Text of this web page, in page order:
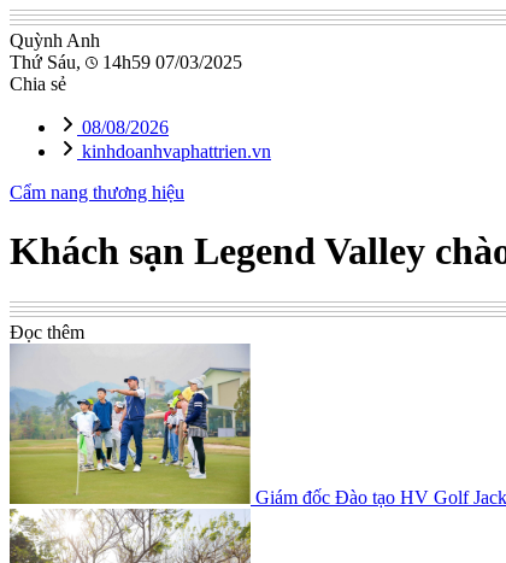
Quỳnh Anh
Thứ Sáu,
14h59 07/03/2025
Chia sẻ
08/08/2026
kinhdoanhvaphattrien.vn
Cẩm nang thương hiệu
Khách sạn Legend Valley
Đọc thêm
Giám đốc Đào tạo HV Golf